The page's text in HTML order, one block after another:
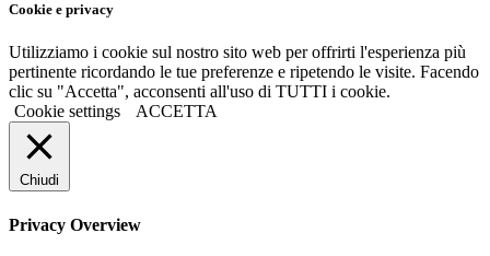
Cookie e privacy
Utilizziamo i cookie sul nostro sito web per offrirti l'esperienza più
pertinente ricordando le tue preferenze e ripetendo le visite. Facendo
clic su "Accetta", acconsenti all'uso di TUTTI i cookie.
Cookie settings
ACCETTA
Chiudi
Privacy Overview